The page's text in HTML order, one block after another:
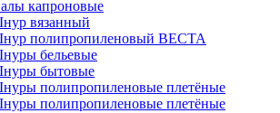
капроновые
вязанный
полипропиленовый ВЕСТА
бельевые
бытовые
полипропиленовые плетёные
полипропиленовые плетёные